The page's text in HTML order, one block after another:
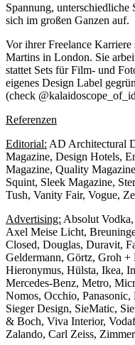
Spannung, unterschiedliche
sich im großen Ganzen auf.
Vor ihrer Freelance
Martins in London. Sie
stattet Sets für Film- und
eigenes Design Label
(check
Referenzen
Editorial: AD Architectural
Magazine, Design Hotels,
Magazine, Quality
Squint, Sleek Magazine,
Tush, Vanity Fair, Vogue,
Advertising: Absolut
Axel Meise Licht,
Closed, Douglas, Duravit,
Geldermann, Görtz, Groh
Hieronymus, Hülsta, Ikea,
Mercedes-Benz, Metro,
Nomos, Occhio,
Sieger Design, SieMatic,
& Boch, Viva Interior,
Zalando, Carl Zeiss,